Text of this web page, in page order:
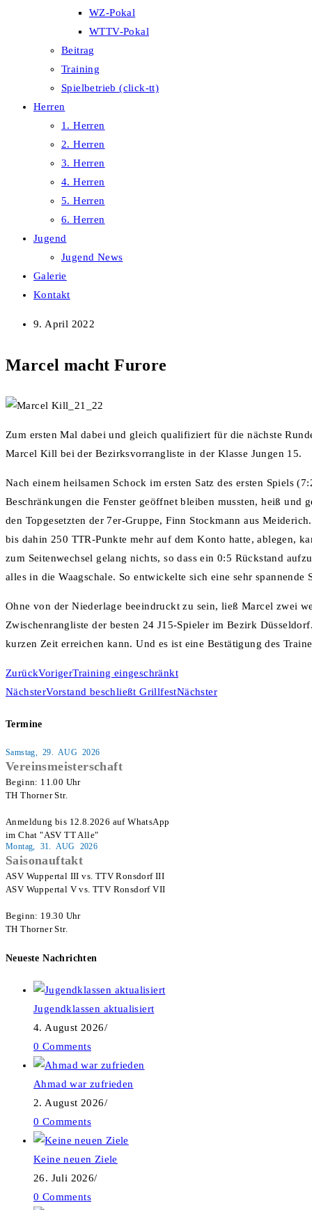
WZ-Pokal
WTTV-Pokal
Beitrag
Training
Spielbetrieb (click-tt)
Herren
1. Herren
2. Herren
3. Herren
4. Herren
5. Herren
6. Herren
Jugend
Jugend News
Galerie
Kontakt
9. April 2022
Marcel macht Furore
Zum ersten Mal dabei und gleich qualifiziert für die nächste
Marcel Kill bei der Bezirksvorrangliste in der Klasse Jungen 15.
Nach einem heilsamen Schock im ersten Satz des ersten Spiels
Beschränkungen die Fenster geöffnet bleiben mussten, heiß
den Topgesetzten der 7er-Gruppe, Finn Stockmann aus
bis dahin 250 TTR-Punkte mehr auf dem Konto hatte, ablegen,
zum Seitenwechsel gelang nichts, so dass ein 0:5 Rückstand
alles in die Waagschale. So entwickelte sich eine sehr
Ohne von der Niederlage beeindruckt zu sein, ließ Marcel zwei
Zwischenrangliste der besten 24 J15-Spieler im Bezirk
kurzen Zeit erreichen kann. Und es ist eine Bestätigung des
ZurückVorigerTraining eingeschränkt
NächsterVorstand beschließt GrillfestNächster
Termine
Samstag, 29. AUG 2026
Vereinsmeisterschaft
Beginn: 11.00 Uhr
TH Thorner Str.
Anmeldung bis 12.8.2026 auf WhatsApp
im Chat "ASV TT Alle"
Montag, 31. AUG 2026
Saisonauftakt
ASV Wuppertal III vs. TTV Ronsdorf III
ASV Wuppertal V vs. TTV Ronsdorf VII
Beginn: 19.30 Uhr
TH Thorner Str.
Neueste Nachrichten
Jugendklassen aktualisiert
4. August 2026/
0 Comments
Ahmad war zufrieden
2. August 2026/
0 Comments
Keine neuen Ziele
26. Juli 2026/
0 Comments